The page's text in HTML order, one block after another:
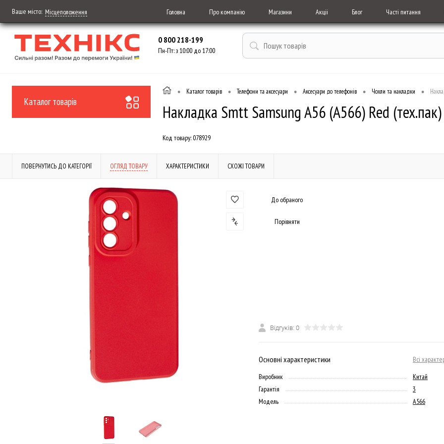
Ваше місто: Місцеположення Головна Про компанію Магазини Акціі Блог Часті питання
0 800 218-199
Пн-Пт: з 10:00 до 17:00
Каталог товарів
• Каталог товарів • Телефони та аксесуари • Аксесуари до телефонів • Чохли та накладки •
Накладка Smtt Samsung A56 (A566) Red (тех.пак)
Код товару:078929
ПОВЕРНУТИСЬ ДО КАТЕГОРІЇ ОГЛЯД ТОВАРУ ХАРАКТЕРИСТИКИ СХОЖІ ТОВАРИ
До обраного
Порівняти
Відгуків: 0
Основні характеристики
Всі
Виробник
Китай
Гарантія
3
Модель
A566